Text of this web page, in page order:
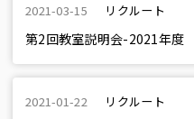
2021-03-15 リクルート
第2回教室説明会-2021年度
2021-01-22 リクルート